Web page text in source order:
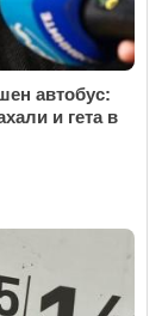
автобус:
и гета в